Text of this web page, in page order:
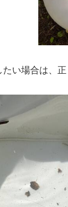
い場合は、